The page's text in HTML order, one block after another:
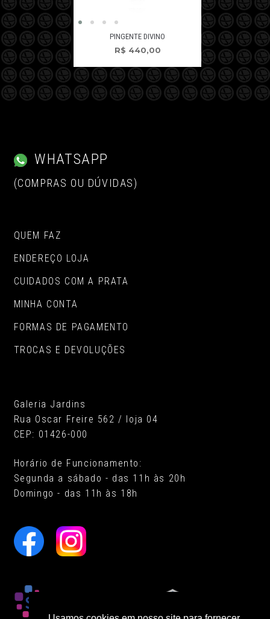
PINGENTE DIVINO
R$ 440,00
WHATSAPP
(COMPRAS OU DÚVIDAS)
QUEM FAZ
ENDEREÇO LOJA
CUIDADOS COM A PRATA
MINHA CONTA
FORMAS DE PAGAMENTO
TROCAS E DEVOLUÇÕES
Galeria Jardins
Rua Oscar Freire 562 / loja 04
CEP: 01426-000
Horário de Funcionamento:
Segunda a sábado - das 11h às 20h
Domingo - das 11h às 18h